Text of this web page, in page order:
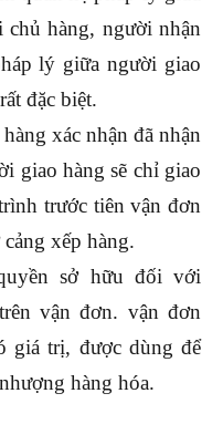
hàng, người nhận
lý giữa người giao
đặc biệt.
xác nhận đã nhận
giao hàng sẽ chỉ giao
trước tiên vận đơn
xếp hàng.
sở hữu đối với
vận đơn. vận đơn
giá trị, được dùng để
hàng hóa.